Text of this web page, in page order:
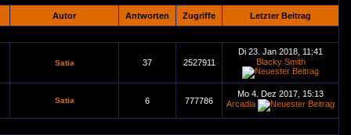
Autor Antworten Zugriffe
Letzter Beitrag
Satia 37 2527911
Di 23. Jan 2018, 11:41
Blacky Smith
Satia 6 777786
Mo 4. Dez 2017, 15:13
Arcadia